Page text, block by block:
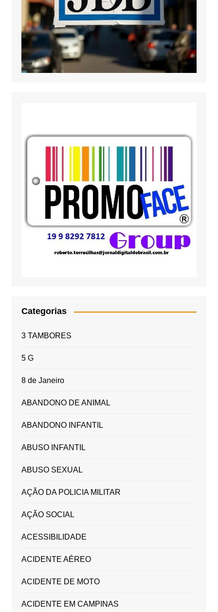
Categorias
3 TAMBORES
5 G
8 de Janeiro
ABANDONO DE ANIMAL
ABANDONO INFANTIL
ABUSO INFANTIL
ABUSO SEXUAL
AÇÃO DA POLICIA MILITAR
AÇÃO SOCIAL
ACESSIBILIDADE
ACIDENTE AÉREO
ACIDENTE DE MOTO
ACIDENTE EM CAMPINAS